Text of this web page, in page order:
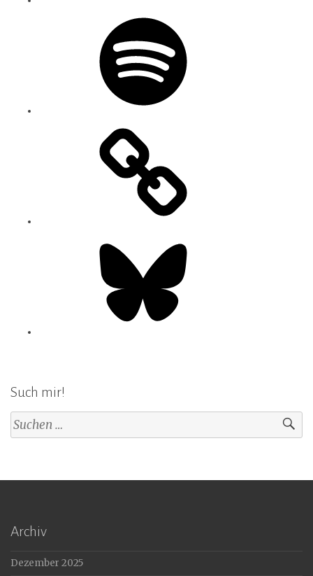
Such mir!
Suchen
nach:
Archiv
Dezember 2025